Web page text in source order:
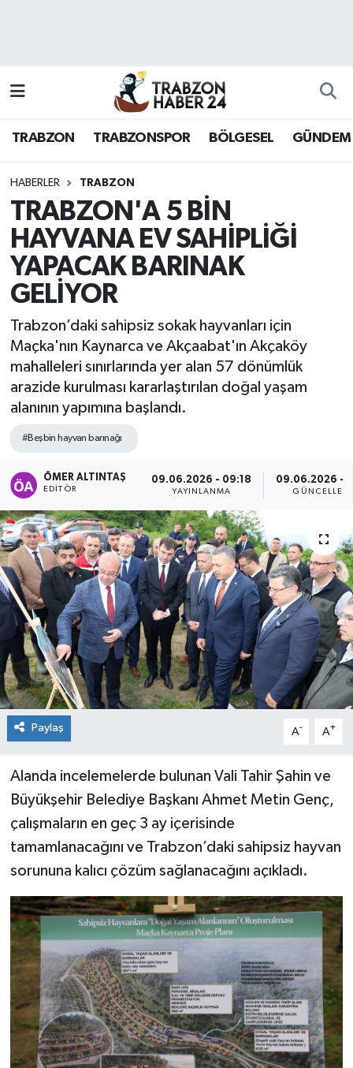
TRABZON TRABZONSPOR BÖLGESEL GÜNDEM
HABERLER TRABZON
TRABZON'A 5 BİN
HAYVANA EV SAHİPLİĞİ
YAPACAK BARINAK
GELİYOR
Trabzon’daki sahipsiz sokak hayvanları için
Maçka'nın Kaynarca ve Akçaabat'ın Akçaköy
mahalleleri sınırlarında yer alan 57 dönümlük
arazide kurulması kararlaştırılan doğal yaşam
alanının yapımına başlandı.
#Beşbin hayvan barınağı
ÖMER ALTINTAŞ
EDITÖR
09.06.2026 - 09:18
YAYINLANMA
09.06.2026 -
Paylaş A- A+
Alanda incelemelerde bulunan Vali Tahir Şahin ve
Büyükşehir Belediye Başkanı Ahmet Metin Genç,
çalışmaların en geç 3 ay içerisinde
tamamlanacağını ve Trabzon’daki sahipsiz hayvan
sorununa kalıcı çözüm sağlanacağını açıkladı.
Hava Durumu
Namaz Vakitleri
Trafik Durumu
Süper Lig Puan Durumu ve Fikstür
Tüm Manşetler
Son Dakika Haberleri
Haber Arşivi